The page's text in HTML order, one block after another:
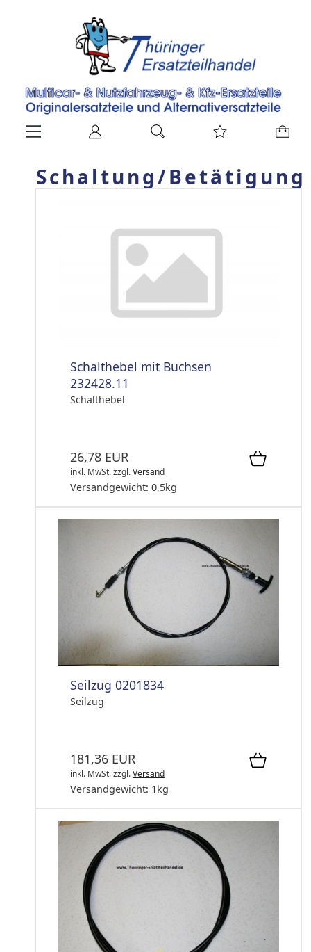
Schaltung/Betätigung
Schalthebel mit Buchsen
232428.11
Schalthebel
26,78 EUR
inkl. MwSt.zzgl.Versand
Versandgewicht: 0,5kg
Seilzug 0201834
Seilzug
181,36 EUR
inkl. MwSt.zzgl.Versand
Versandgewicht: 1 kg